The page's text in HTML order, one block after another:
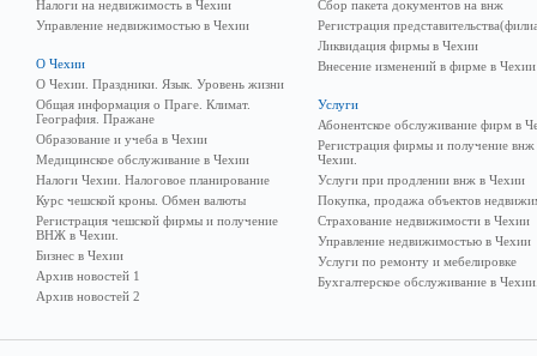
Налоги на недвижимость в Чехии
Управление недвижимостью в Чехии
О Чехии
О Чехии. Праздники. Язык. Уровень жизни
Общая информация о Праге. Климат.
География. Пражане
Образование и учеба в Чехии
Медицинское обслуживание в Чехии
Налоги Чехии. Налоговое планирование
Курс чешской кроны. Обмен валюты
Регистрация чешской фирмы и получение
ВНЖ в Чехии.
Бизнес в Чехии
Архив новостей 1
Архив новостей 2
Сбор пакета документов на внж
Регистрация
Ликвидация фирмы в Чехии
Внесение изменений в фирме в Чехии
Услуги
Абонентское обслуживание фирм в
Регистрация фирмы и получение внж
Чехии.
Услуги при продлении внж в Чехии
Покупка, продажа объектов
Страхование недвижимости в Чехии
Управление недвижимостью в Чехии
Услуги по ремонту и мебелировке
Бухгалтерское обслуживание в